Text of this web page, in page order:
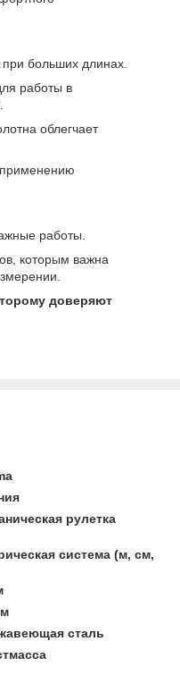
больших длинах.
работы в
облегчает
применению
работы.
которым важна
доверяют
рулетка
система (м, см,
сталь